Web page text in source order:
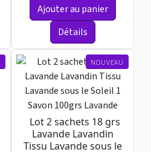
Ajouter au panier
Détails
NOUVEAU
Lot 2 sachets 18 grs
Lavande Lavandin
Tissu Lavande sous le